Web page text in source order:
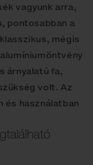
vagyunk arra,
pontosabban a
mégis
árnyalatú fa,
volt. Az
és használatban